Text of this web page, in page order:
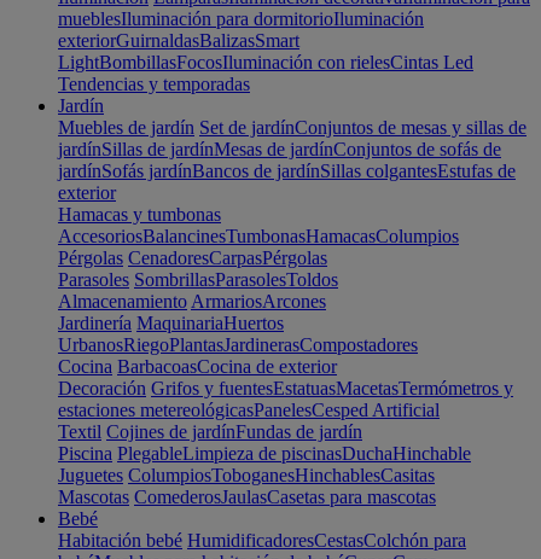
mueblesIluminación para dormitorioIluminación
exteriorGuirnaldasBalizasSmart
LightBombillasFocosIluminación con rielesCintas Led
Tendencias y temporadas
Jardín
Muebles de jardín Set de jardínConjuntos de mesas y sillas de
jardínSillas de jardínMesas de jardínConjuntos de sofás de
jardínSofás jardínBancos de jardínSillas colgantesEstufas de
exterior
Hamacas y tumbonas
AccesoriosBalancinesTumbonasHamacasColumpios
Pérgolas CenadoresCarpasPérgolas
Parasoles SombrillasParasolesToldos
Almacenamiento ArmariosArcones
Jardinería MaquinariaHuertos
UrbanosRiegoPlantasJardinerasCompostadores
Cocina BarbacoasCocina de exterior
Decoración Grifos y fuentesEstatuasMacetasTermómetros y
estaciones metereológicasPanelesCesped Artificial
Textil Cojines de jardínFundas de jardín
Piscina PlegableLimpieza de piscinasDuchaHinchable
Juguetes ColumpiosToboganesHinchablesCasitas
Mascotas ComederosJaulasCasetas para mascotas
Bebé
Habitación bebé HumidificadoresCestasColchón para